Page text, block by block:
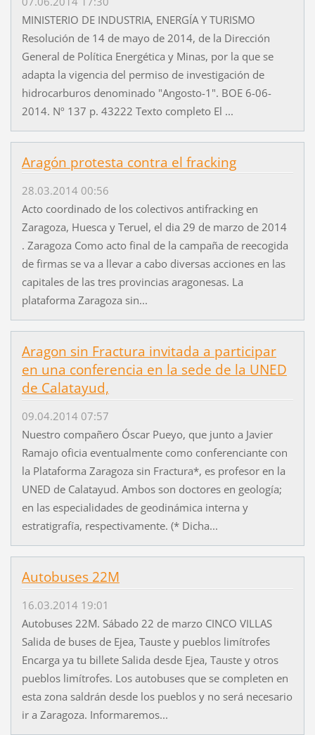
MINISTERIO DE INDUSTRIA, ENERGÍA Y TURISMO
Resolución de 14 de mayo de 2014, de la Dirección
General de Política Energética y Minas, por la que se
adapta la vigencia del permiso de investigación de
hidrocarburos denominado "Angosto-1". BOE 6-06-
2014. Nº 137 p. 43222 Texto completo El ...
Aragón protesta contra el fracking
28.03.2014 00:56
Acto coordinado de los colectivos antifracking en
Zaragoza, Huesca y Teruel, el dia 29 de marzo de 2014
. Zaragoza Como acto final de la campaña de reecogida
de firmas se va a llevar a cabo diversas acciones en las
capitales de las tres provincias aragonesas. La
plataforma Zaragoza sin...
Aragon sin Fractura invitada a participar
en una conferencia en la sede de la UNED
de Calatayud,
09.04.2014 07:57
Nuestro compañero Óscar Pueyo, que junto a Javier
Ramajo oficia eventualmente como conferenciante con
la Plataforma Zaragoza sin Fractura*, es profesor en la
UNED de Calatayud. Ambos son doctores en geología;
en las especialidades de geodinámica interna y
estratigrafía, respectivamente. (* Dicha...
Autobuses 22M
16.03.2014 19:01
Autobuses 22M. Sábado 22 de marzo CINCO VILLAS
Salida de buses de Ejea, Tauste y pueblos limítrofes
Encarga ya tu billete Salida desde Ejea, Tauste y otros
pueblos limítrofes. Los autobuses que se completen en
esta zona saldrán desde los pueblos y no será necesario
ir a Zaragoza. Informaremos...